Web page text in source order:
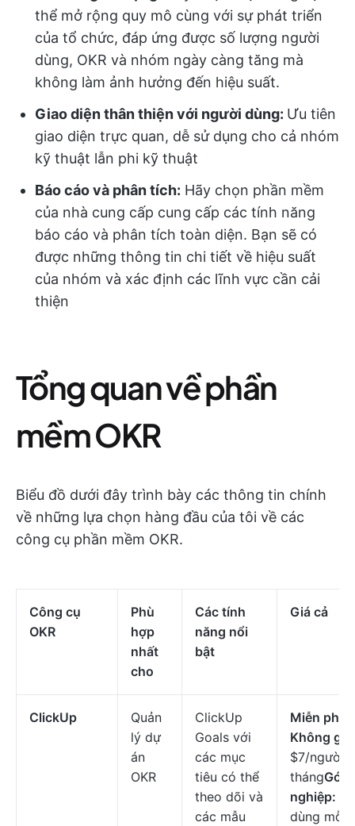
thể mở rộng quy mô cùng với sự phát triển
của tổ chức, đáp ứng được số lượng người
dùng, OKR và nhóm ngày càng tăng mà
không làm ảnh hưởng đến hiệu suất.
Giao diện thân thiện với người dùng: Ưu tiên
giao diện trực quan, dễ sử dụng cho cả nhóm
kỹ thuật lẫn phi kỹ thuật
Báo cáo và phân tích: Hãy chọn phần mềm
của nhà cung cấp cung cấp các tính năng
báo cáo và phân tích toàn diện. Bạn sẽ có
được những thông tin chi tiết về hiệu suất
của nhóm và xác định các lĩnh vực cần cải
thiện
Tổng quan về phần
mềm OKR
Biểu đồ dưới đây trình bày các thông tin chính
về những lựa chọn hàng đầu của tôi về các
công cụ phần mềm OKR.
Công cụ
OKR
Phù
hợp
nhất
cho
Các tính
năng nổi
bật
Giá cả
ClickUp
Quản
lý dự
án
OKR
ClickUp
Goals với
các mục
tiêu có thể
theo dõi và
các mẫu
Miễn phí
Không
$7/người
thángGói
nghiệp:
dùng mỗi